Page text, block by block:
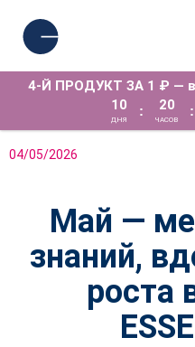
4-Й ПРОДУКТ ЗА 1 ₽ —
10
ДНЯ
: 20
ЧАСОВ
:
04/05/2026
Май —
знаний,
роста